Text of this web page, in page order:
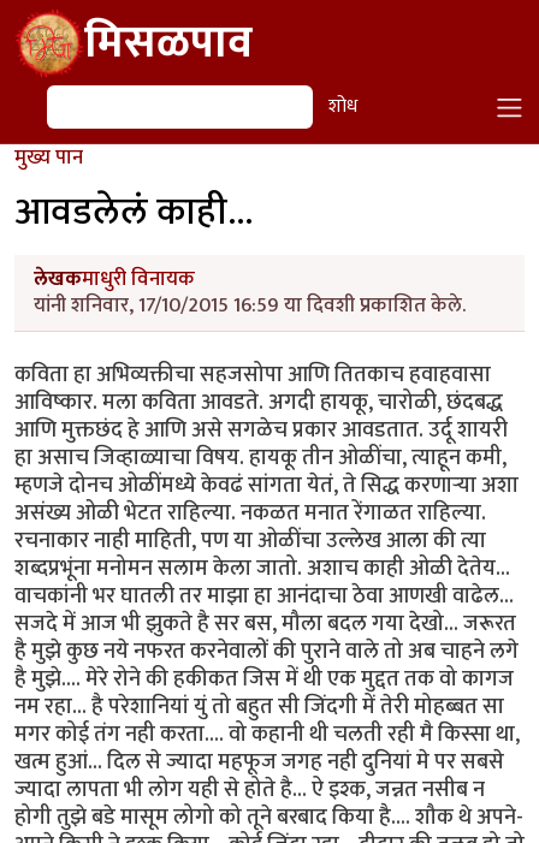
Skip to main contentमिसळपाव
शोध शोध
मुख्य पान
आवडलेलं काही...
लेखकमाधुरी विनायक
यांनी शनिवार, 17/10/2015 16:59 या दिवशी प्रकाशित केले.
कविता हा अभिव्यक्तीचा सहजसोपा आणि तितकाच हवाहवासा
आविष्कार. मला कविता आवडते. अगदी हायकू, चारोळी, छंदबद्ध
आणि मुक्तछंद हे आणि असे सगळेच प्रकार आवडतात. उर्दू शायरी
हा असाच जिव्हाळ्याचा विषय. हायकू तीन ओळींचा, त्याहून कमी,
म्हणजे दोनच ओळींमध्ये केवढं सांगता येतं, ते सिद्ध करणाऱ्या अशा
असंख्य ओळी भेटत राहिल्या. नकळत मनात रेंगाळत राहिल्या.
रचनाकार नाही माहिती, पण या ओळींचा उल्लेख आला की त्या
शब्दप्रभूंना मनोमन सलाम केला जातो. अशाच काही ओळी देतेय...
वाचकांनी भर घातली तर माझा हा आनंदाचा ठेवा आणखी वाढेल...
सजदे में आज भी झुकते है सर बस, मौला बदल गया देखो... जरूरत
है मुझे कुछ नये नफरत करनेवालों की पुराने वाले तो अब चाहने लगे
है मुझे.... मेरे रोने की हकीकत जिस में थी एक मुद्दत तक वो कागज
नम रहा... है परेशानियां युं तो बहुत सी जिंदगी में तेरी मोहब्बत सा
मगर कोई तंग नही करता.... वो कहानी थी चलती रही मै किस्सा था,
खत्म हुआं... दिल से ज्यादा महफूज जगह नही दुनियां मे पर सबसे
ज्यादा लापता भी लोग यही से होते है... ऐ इश्क, जन्नत नसीब न
होगी तुझे बडे मासूम लोगो को तूने बरबाद किया है.... शौक थे अपने-